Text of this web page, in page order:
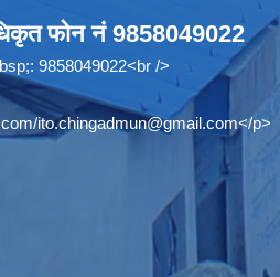
फोन नं 9858049022
9858049022<br />
/ito.chingadmun@gmail.com</p>